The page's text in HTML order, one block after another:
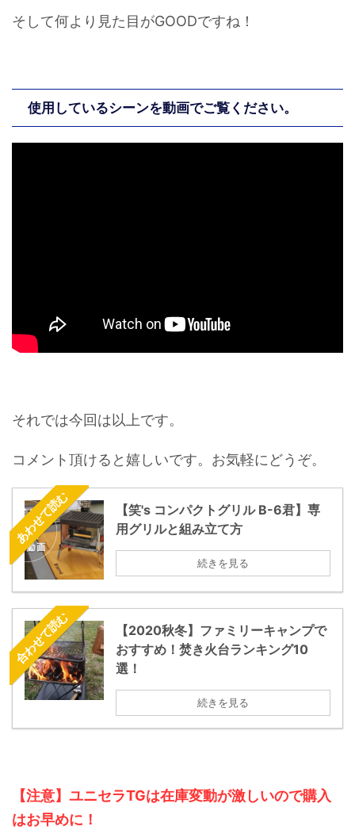
そして何より見た目がGOODですね！
使用しているシーンを動画でご覧ください。
それでは今回は以上です。
コメント頂けると嬉しいです。お気軽にどうぞ。
あわせて読む
【笑's コンパクトグリル B-6君】専
用グリルと組み立て方
続きを見る
合わせて読む
【2020秋冬】ファミリーキャンプで
おすすめ！焚き火台ランキング10
選！
続きを見る
【注意】ユニセラTGは在庫変動が激しいので購入
はお早めに！